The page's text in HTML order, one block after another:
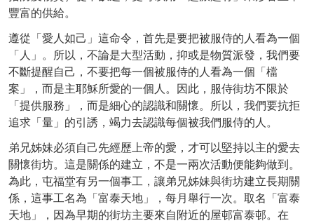
豐富的供給。
遵從「愛人如己」這命令，首先是要把被服侍的人看為一個
「人」。所以，不論是大型活動，抑或是物質派發，我們要
不斷提醒自己，不要把每一個被服侍的人看為一個「檔
案」，而是主耶穌所愛的一個人。因此，服侍街坊不限於
「提供服務」，而是細心的認識和關懷。所以，我們要抗拒
追求「量」的引誘，竭力去認識每個被我們服侍的人。
弟兄姊妹必須自己先經歷上帝的愛，才可以堅持以主的愛去
關懷街坊。這是關係的建立，不是一兩次活動便能夠做到。
為此，屯福堂有另一個事工，讓弟兄姊妹與街坊建立長期關
係，這事工名為「富泰天地」，每月舉行一次。取名「富泰
天地」，因為早期的街坊主要來自附近的屋邨富泰邨。在